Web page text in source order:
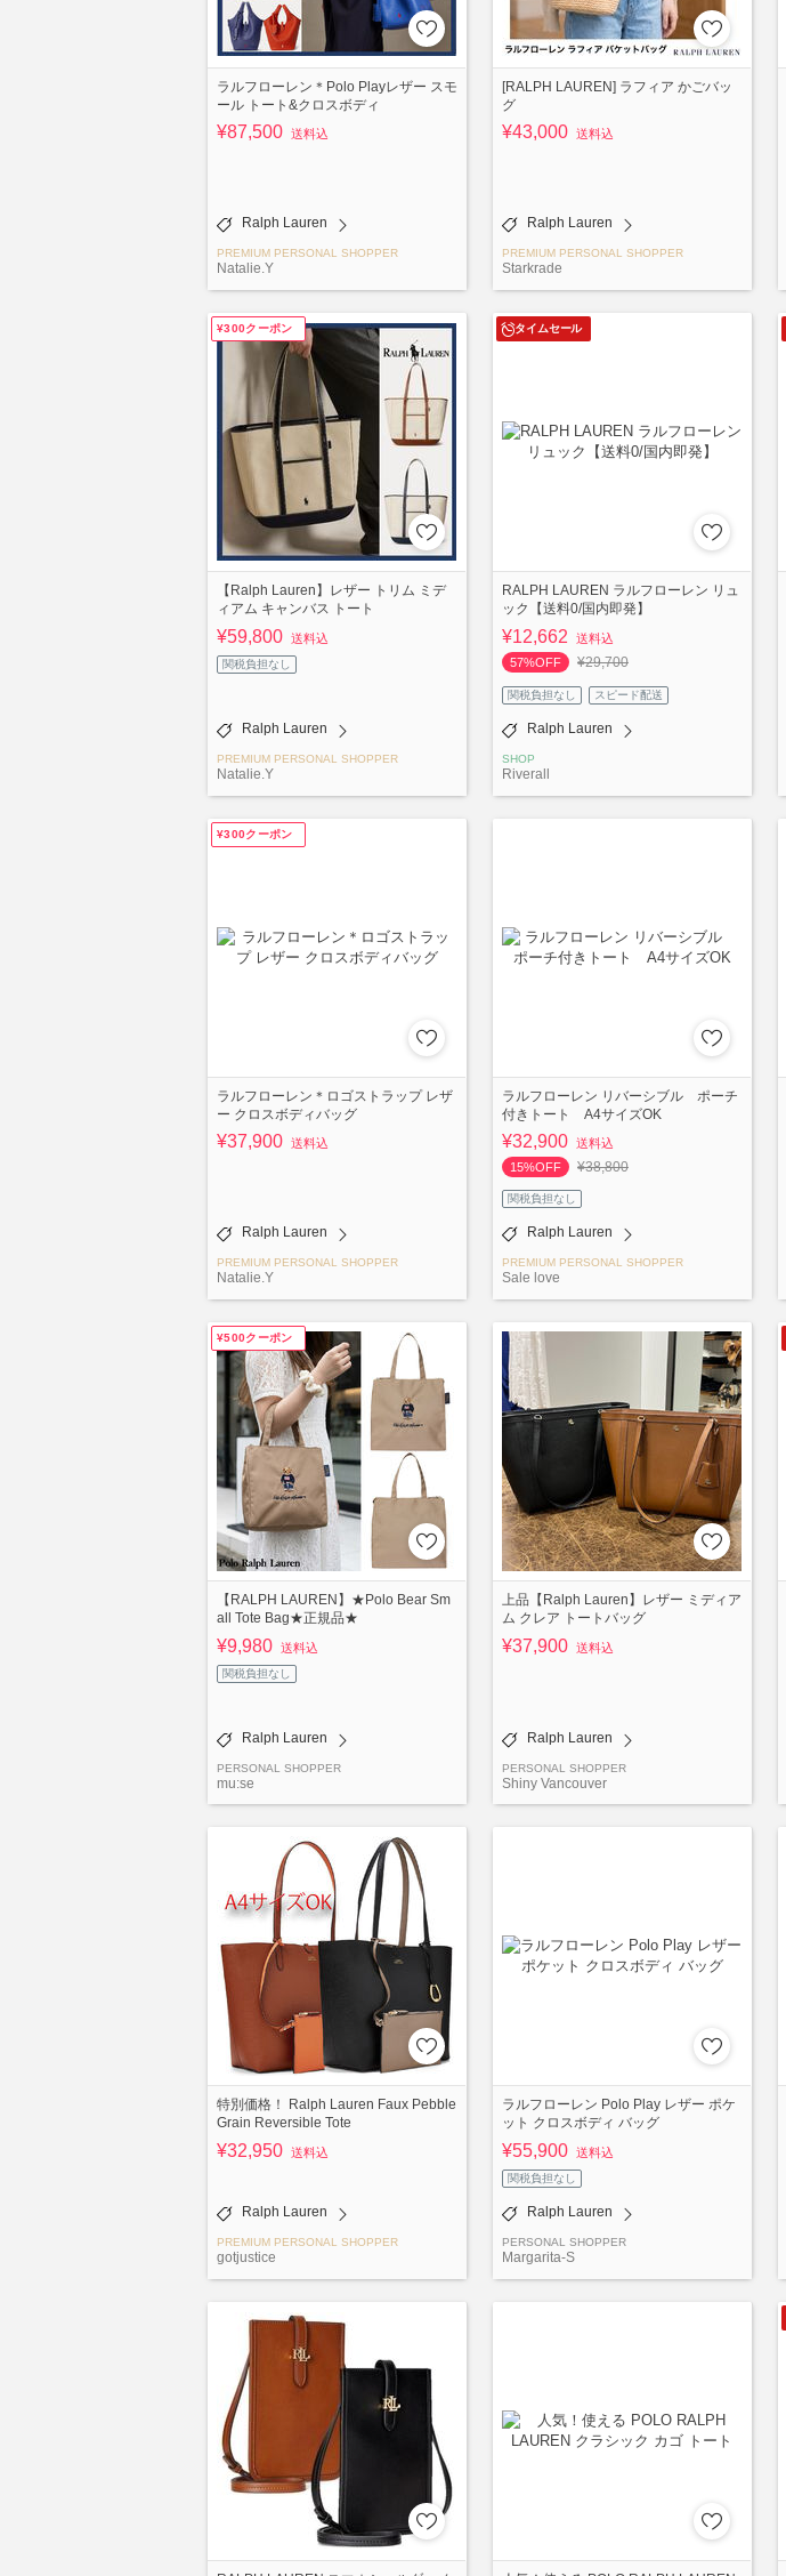
ラルフローレン＊Polo Playレザー スモ
ール トート&クロスボディ
¥87,500 送料込
Ralph Lauren
PREMIUM PERSONAL SHOPPER
Natalie.Y
[RALPH LAUREN] ラフィア かごバッ
グ
¥43,000 送料込
Ralph Lauren
PREMIUM PERSONAL SHOPPER
Starkrade
¥300クーポン
【Ralph Lauren】レザー トリム ミデ
ィアム キャンバス トート
¥59,800 送料込
関税負担なし
Ralph Lauren
PREMIUM PERSONAL SHOPPER
Natalie.Y
タイムセール
RALPH LAUREN ラルフローレン リュ
ック【送料0/国内即発】
¥12,662
送料込
57%OFF
¥29,700
関税負担なし スピード配送
Ralph Lauren
SHOP
Riverall
¥300クーポン
ラルフローレン＊ロゴストラップ レザ
ー クロスボディバッグ
¥37,900 送料込
Ralph Lauren
PREMIUM PERSONAL SHOPPER
Natalie.Y
ラルフローレン リバーシブル ポーチ
付きトート A4サイズOK
¥32,900 送料込
15%OFF
¥38,800
関税負担なし
Ralph Lauren
PREMIUM PERSONAL SHOPPER
Sale love
¥500クーポン
【RALPH LAUREN】★Polo Bear Sm
all Tote Bag★正規品★
¥9,980 送料込
関税負担なし
Ralph Lauren
PERSONAL SHOPPER
mu:se
上品【Ralph Lauren】レザー ミディア
ム クレア トートバッグ
¥37,900 送料込
Ralph Lauren
PERSONAL SHOPPER
Shiny Vancouver
特別価格！ Ralph Lauren Faux Pebble
Grain Reversible Tote
¥32,950 送料込
Ralph Lauren
PREMIUM PERSONAL SHOPPER
gotjustice
ラルフローレン Polo Play レザー ポケ
ット クロスボディ バッグ
¥55,900 送料込
関税負担なし
Ralph Lauren
PERSONAL SHOPPER
Margarita-S